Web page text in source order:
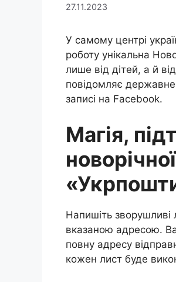
27.11.2023
У самому центрі
роботу унікальна
лише від дітей, а й
повідомляє державне
записі на Facebook.
Магія,
Напишіть зворушливі
вказаною адресою.
повну адресу
кожен лист буде